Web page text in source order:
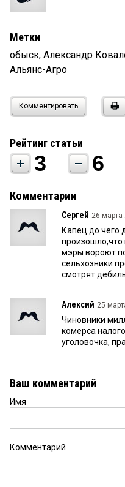
Метки
обыск, Александр
Альянс-Агро
Комментировать
Рейтинг статьи
3 6
Комментарии
Сергей 26 марта
Капец до чего
произошло,что
мэры вороют
сельхозники
смотрят
Алексий 25
Чиновники
комерса
уголовочка,
Ваш комментарий
Имя
Комментарий